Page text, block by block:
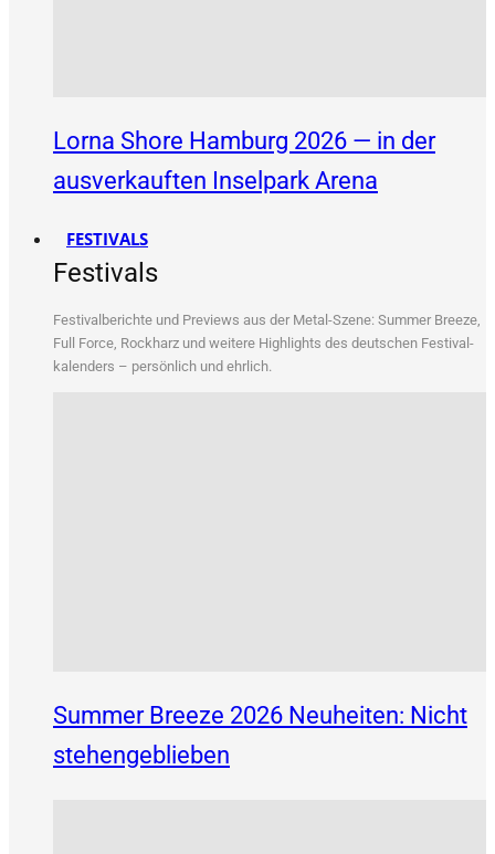
Lorna Shore Hamburg 2026 — in der
ausverkauften Inselpark Arena
FESTIVALS
Festivals
Fes­ti­val­be­rich­te und Pre­views aus der Metal-Sze­ne: Sum­mer Bree­ze,
Full Force, Rock­harz und wei­te­re High­lights des deut­schen Fes­ti­val­
ka­len­ders – per­sön­lich und ehrlich.
Summer Breeze 2026 Neuheiten: Nicht
stehengeblieben